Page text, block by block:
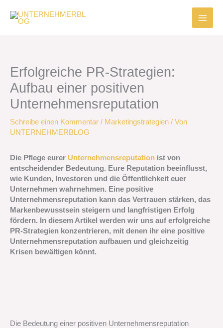
Inhalt
springen
Erfolgreiche PR-Strategien:
Aufbau einer positiven
Unternehmensreputation
Schreibe einen Kommentar / Marketingstrategien / Von
UNTERNEHMERBLOG
Die Pflege eurer Unternehmensreputation ist von
entscheidender Bedeutung. Eure Reputation beeinflusst,
wie Kunden, Investoren und die Öffentlichkeit euer
Unternehmen wahrnehmen. Eine positive
Unternehmensreputation kann das Vertrauen stärken, das
Markenbewusstsein steigern und langfristigen Erfolg
fördern. In diesem Artikel werden wir uns auf erfolgreiche
PR-Strategien konzentrieren, mit denen ihr eine positive
Unternehmensreputation aufbauen und gleichzeitig
Krisen bewältigen könnt.
Die Bedeutung einer positiven Unternehmensreputation